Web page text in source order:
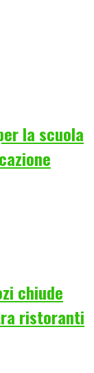
la scuola
chiude
ristoranti